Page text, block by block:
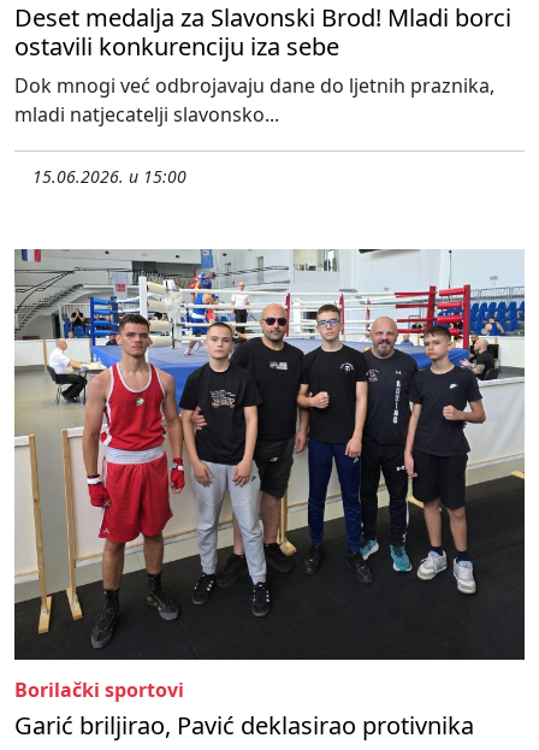
Deset medalja za Slavonski Brod! Mladi borci
ostavili konkurenciju iza sebe
Dok mnogi već odbrojavaju dane do ljetnih praznika,
mladi natjecatelji slavonsko...
15.06.2026. u 15:00
Borilački sportovi
Garić briljirao, Pavić deklasirao protivnika